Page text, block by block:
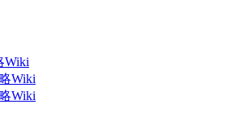
Wiki
Wiki
Wiki